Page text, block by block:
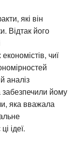
які він
Відтак його
чиї
аналіз
забезпечили йому
яка вважала
ідеї.